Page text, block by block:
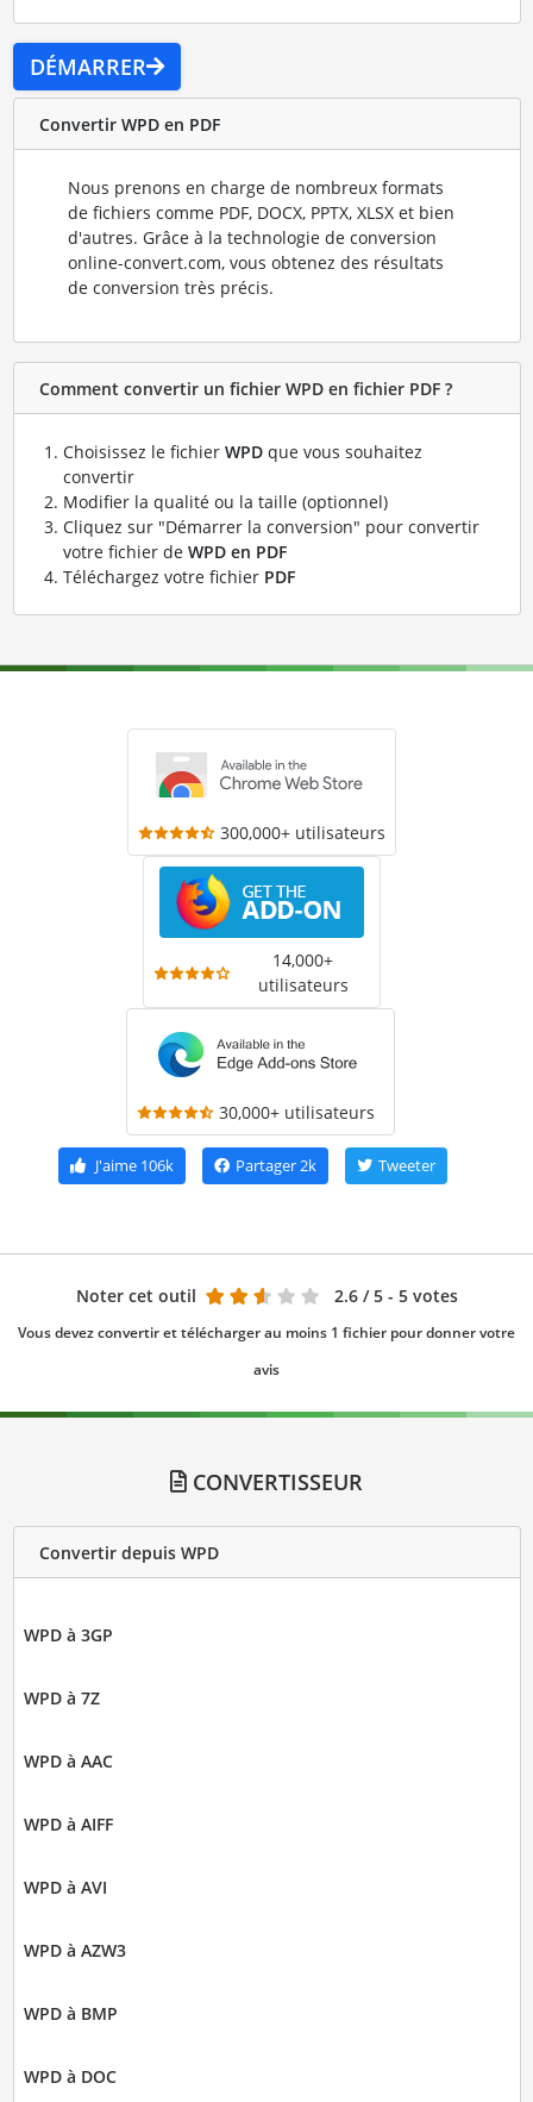
DÉMARRER
Convertir WPD en PDF
Nous prenons en charge de nombreux formats
de fichiers comme PDF, DOCX, PPTX, XLSX et bien
d'autres. Grâce à la technologie de conversion
online-convert.com, vous obtenez des résultats
de conversion très précis.
Comment convertir un fichier WPD en fichier PDF ?
Choisissez le fichier WPDque vous souhaitez
convertir
Modifier la qualité ou la taille (optionnel)
Cliquez sur "Démarrer la conversion" pour convertir
votre fichier de WPD en PDF
Téléchargez votre fichier PDF
300,000+ utilisateurs
14,000+
utilisateurs
30,000+ utilisateurs
J'aime106k Partager2k Tweeter
Noter cet outil 2.6 / 5 - 5 votes
Vous devez convertir et télécharger au moins 1 fichier pour donner votre
avis
CONVERTISSEUR
Convertir depuis WPD
WPD à 3GP
WPD à 7Z
WPD à AAC
WPD à AIFF
WPD à AVI
WPD à AZW3
WPD à BMP
WPD à DOC